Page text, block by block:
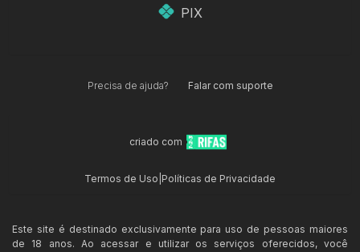
PIX
Precisa de ajuda? Falar com suporte
criado com
Termos de Uso Políticas de Privacidade
Este site é destinado exclusivamente para uso de pessoas maiores
de 18 anos. Ao acessar e utilizar os serviços oferecidos, você